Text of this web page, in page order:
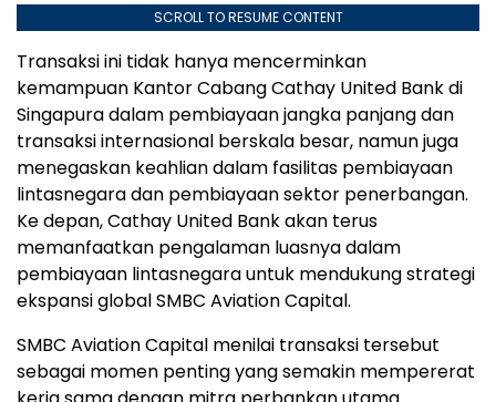
SCROLL TO RESUME CONTENT
Transaksi ini tidak hanya mencerminkan
kemampuan Kantor Cabang Cathay United Bank di
Singapura dalam pembiayaan jangka panjang dan
transaksi internasional berskala besar, namun juga
menegaskan keahlian dalam fasilitas pembiayaan
lintasnegara dan pembiayaan sektor penerbangan.
Ke depan, Cathay United Bank akan terus
memanfaatkan pengalaman luasnya dalam
pembiayaan lintasnegara untuk mendukung strategi
ekspansi global SMBC Aviation Capital.
SMBC Aviation Capital menilai transaksi tersebut
sebagai momen penting yang semakin mempererat